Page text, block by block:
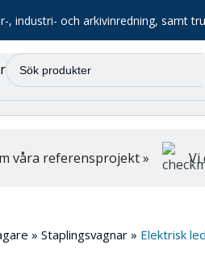
industri- och arkivinredning, samt
våra referensprojekt » Vi
» Staplingsvagnar » Elektrisk